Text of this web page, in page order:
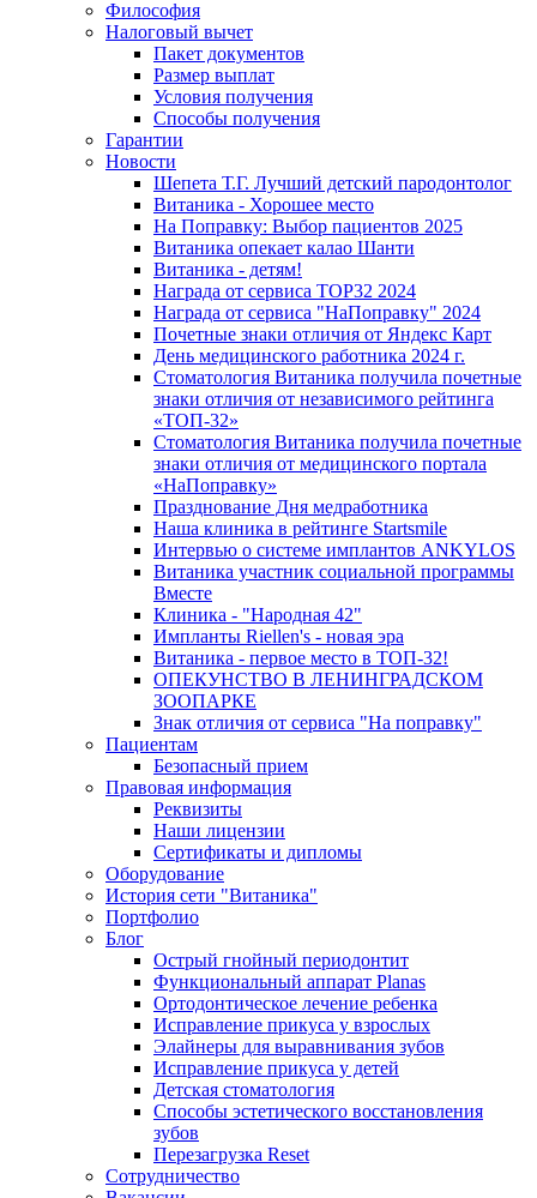
Философия
Налоговый вычет
Пакет документов
Размер выплат
Условия получения
Способы получения
Гарантии
Новости
Шепета Т.Г. Лучший детский пародонтолог
Витаника - Хорошее место
На Поправку: Выбор пациентов 2025
Витаника опекает калао Шанти
Витаника - детям!
Награда от сервиса TOP32 2024
Награда от сервиса "НаПоправку" 2024
Почетные знаки отличия от Яндекс Карт
День медицинского работника 2024 г.
Стоматология Витаника получила почетные
знаки отличия от независимого рейтинга
«ТОП-32»
Стоматология Витаника получила почетные
знаки отличия от медицинского портала
«НаПоправку»
Празднование Дня медработника
Наша клиника в рейтинге Startsmile
Интервью о системе имплантов ANKYLOS
Витаника участник социальной программы
Вместе
Клиника - "Народная 42"
Импланты Riellen's - новая эра
Витаника - первое место в ТОП-32!
ОПЕКУНСТВО В ЛЕНИНГРАДСКОМ
ЗООПАРКЕ
Знак отличия от сервиса "На поправку"
Пациентам
Безопасный прием
Правовая информация
Реквизиты
Наши лицензии
Сертификаты и дипломы
Оборудование
История сети "Витаника"
Портфолио
Блог
Острый гнойный периодонтит
Функциональный аппарат Planas
Ортодонтическое лечение ребенка
Исправление прикуса у взрослых
Элайнеры для выравнивания зубов
Исправление прикуса у детей
Детская стоматология
Способы эстетического восстановления
зубов
Перезагрузка Reset
Сотрудничество